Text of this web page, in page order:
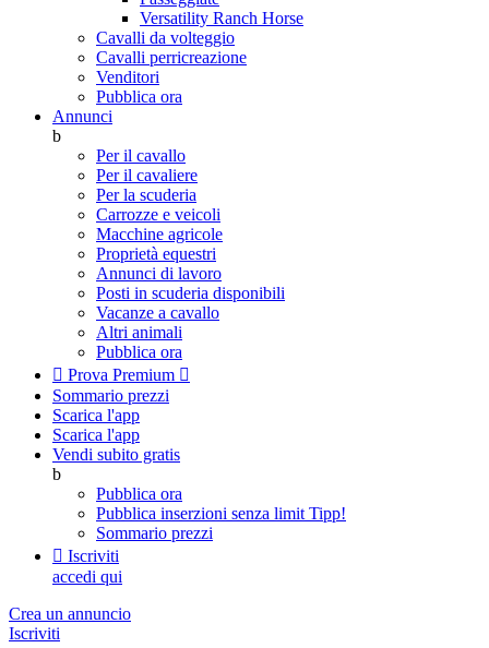
Versatility Ranch Horse
Cavalli da volteggio
Cavalli perricreazione
Venditori
Pubblica ora
Annunci
b
Per il cavallo
Per il cavaliere
Per la scuderia
Carrozze e veicoli
Macchine agricole
Proprietà equestri
Annunci di lavoro
Posti in scuderia disponibili
Vacanze a cavallo
Altri animali
Pubblica ora
 Prova Premium 
Sommario prezzi
Scarica l'app
Scarica l'app
Vendi subito gratis
b
Pubblica ora
Pubblica inserzioni senza limit Tipp!
Sommario prezzi
 Iscriviti
accedi qui
Crea un annuncio
Iscriviti